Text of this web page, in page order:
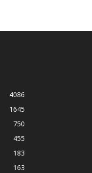
4086
1645
750
455
183
163